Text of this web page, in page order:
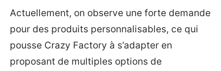
Actuellement, on observe une forte demande
pour des produits personnalisables, ce qui
pousse Crazy Factory à s’adapter en
proposant de multiples options de